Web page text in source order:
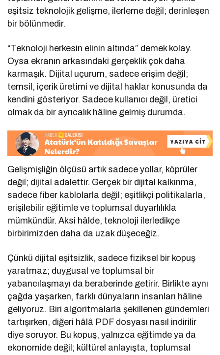
eşitsiz teknolojik gelişme, ilerleme değil; derinleşen
bir bölünmedir.
“Teknoloji herkesin elinin altında” demek kolay.
Oysa ekranın arkasındaki gerçeklik çok daha
karmaşık. Dijital uçurum, sadece erişim değil;
temsil, içerik üretimi ve dijital haklar konusunda da
kendini gösteriyor. Sadece kullanıcı değil, üretici
olmak da bir ayrıcalık hâline gelmiş durumda.
Gelişmişliğin ölçüsü artık sadece yollar, köprüler
değil; dijital adalettir. Gerçek bir dijital kalkınma,
sadece fiber kablolarla değil; eşitlikçi politikalarla,
erişilebilir eğitimle ve toplumsal duyarlılıkla
mümkündür. Aksi hâlde, teknoloji ilerledikçe
birbirimizden daha da uzak düşeceğiz.
Çünkü dijital eşitsizlik, sadece fiziksel bir kopuş
yaratmaz; duygusal ve toplumsal bir
yabancılaşmayı da beraberinde getirir. Birlikte aynı
çağda yaşarken, farklı dünyaların insanları hâline
geliyoruz. Biri algoritmalarla şekillenen gündemleri
tartışırken, diğeri hâlâ PDF dosyası nasıl indirilir
diye soruyor. Bu kopuş, yalnızca eğitimde ya da
ekonomide değil; kültürel anlayışta, toplumsal